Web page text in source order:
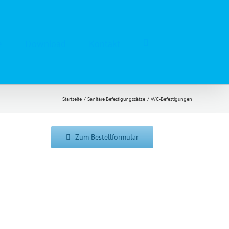
Startseite Sanitäre Befestigungssätze WC-Befestigungen
Zum Bestellformular